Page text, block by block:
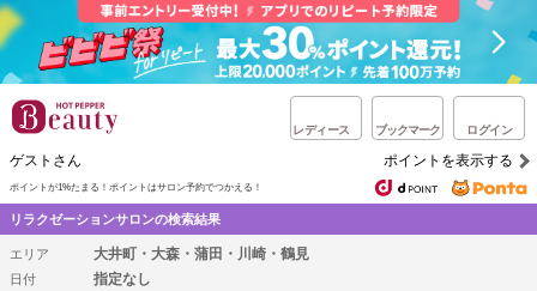
レディース ブックマーク ログイン
ゲストさん ポイントを表示する
ポイントが1%たまる！ ポイントはサロン予約でつかえる！
リラクゼーションサロンの検索結果
エリア 大井町・大森・蒲田・川崎・鶴見
日付 指定なし